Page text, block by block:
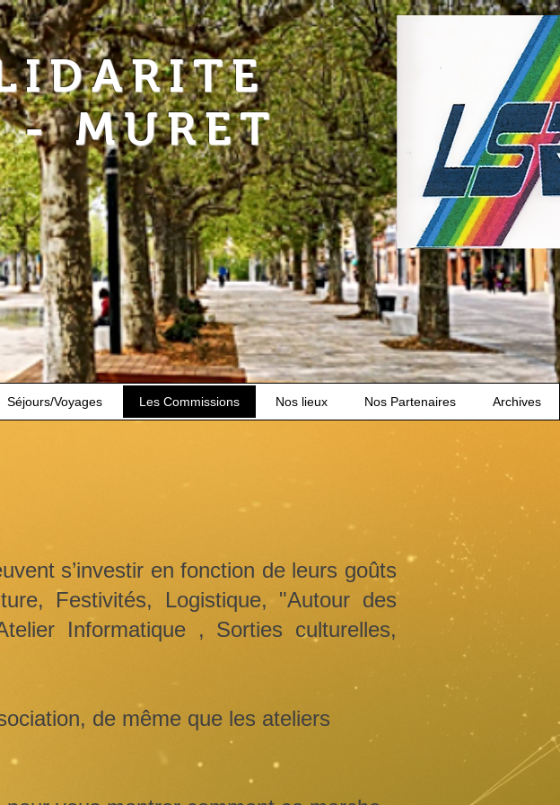
- MURET
Séjours/Voyages Les Commissions Nos lieux Nos Partenaires Archives
s’investir en fonction de leurs goûts
Festivités, Logistique, "Autour des
Informatique , Sorties culturelles,
de même que les ateliers